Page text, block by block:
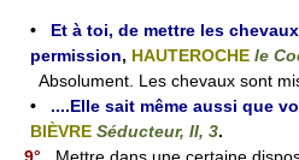
• Et à toi, de mettre les
permission, HAUTEROCHE le
Absolument. Les chevaux sont
• ....Elle sait même aussi que
BIÈVRE Séducteur, II, 3.